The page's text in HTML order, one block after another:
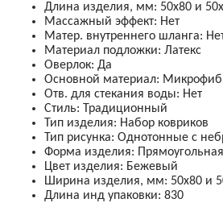
Длина изделия, мм: 50х80 и
Массажный эффект: Нет
Матер. внутреннего шланга:
Материал подложки: Латекс
Оверлок: Да
Основной материал:
Отв. для стекания воды: Нет
Стиль: Традиционный
Тип изделия: Набор ковриков
Тип рисунка: Однотонные с
Форма изделия: Прямоугольная
Цвет изделия: Бежевый
Ширина изделия, мм: 50х80 и
Длина инд упаковки: 830